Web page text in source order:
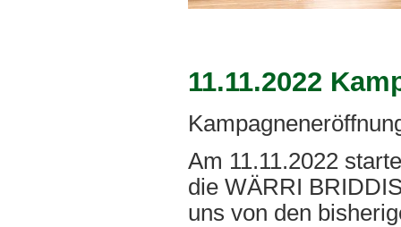
11.11.2022
Am 11.11.2022
die WÄRRI
uns von den